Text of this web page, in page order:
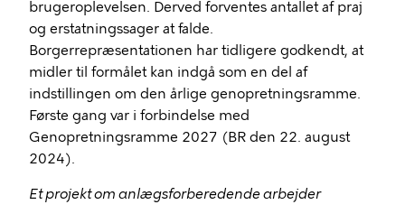
brugeroplevelsen. Derved forventes antallet af praj
og erstatningssager at falde.
Borgerrepræsentationen har tidligere godkendt, at
midler til formålet kan indgå som en del af
indstillingen om den årlige genopretningsramme.
Første gang var i forbindelse med
Genopretningsramme 2027 (BR den 22. august
2024).
Et projekt om anlægsforberedende arbejder